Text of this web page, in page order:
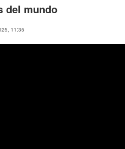
del mundo
11:35